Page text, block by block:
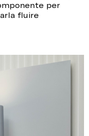
per
fluire